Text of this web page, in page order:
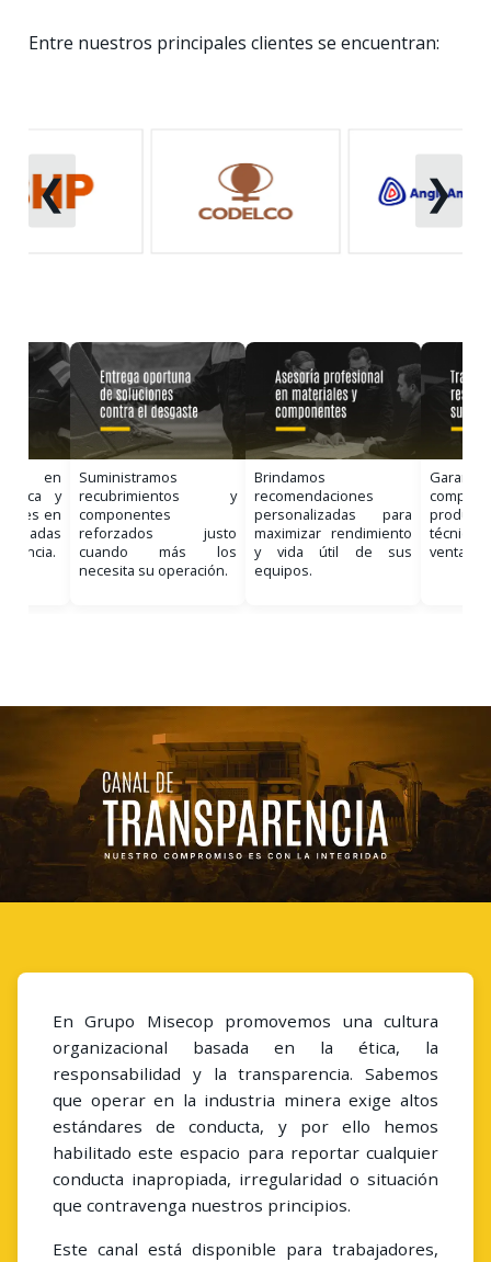
Entre nuestros principales clientes se encuentran:
❮ ❯
en
y
en
Suministramos
recubrimientos y
componentes
reforzados justo
cuando más los
necesita su operación.
Brindamos
recomendaciones
personalizadas para
maximizar rendimiento
y vida útil de sus
equipos.
técnico
venta.
En Grupo Misecop promovemos una cultura
organizacional basada en la ética, la
responsabilidad y la transparencia. Sabemos
que operar en la industria minera exige altos
estándares de conducta, y por ello hemos
habilitado este espacio para reportar cualquier
conducta inapropiada, irregularidad o situación
que contravenga nuestros principios.
Este canal está disponible para trabajadores,